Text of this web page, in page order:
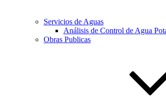
Servicios de Aguas
Análisis de Control de Agua
Obras Publicas